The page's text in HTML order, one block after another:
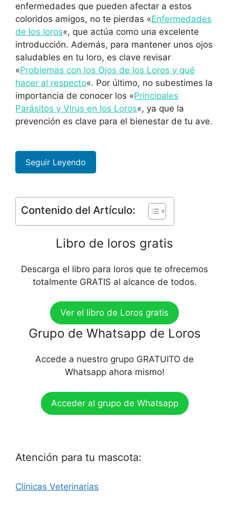
enfermedades que pueden afectar a estos
coloridos amigos, no te pierdas «Enfermedades
de los loros«, que actúa como una excelente
introducción. Además, para mantener unos ojos
saludables en tu loro, es clave revisar
«Problemas con los Ojos de los Loros y qué
hacer al respecto«. Por último, no subestimes la
importancia de conocer los «Principales
Parásitos y Virus en los Loros«, ya que la
prevención es clave para el bienestar de tu ave.
Seguir Leyendo
Contenido del Artículo:
Libro de loros gratis
Descarga el libro para loros que te ofrecemos
totalmente GRATIS al alcance de todos.
Ver el libro de Loros gratis
Grupo de Whatsapp de Loros
Accede a nuestro grupo GRATUITO de
Whatsapp ahora mismo!
Acceder al grupo de Whatsapp
Atención para tu mascota:
Clínicas Veterinarias